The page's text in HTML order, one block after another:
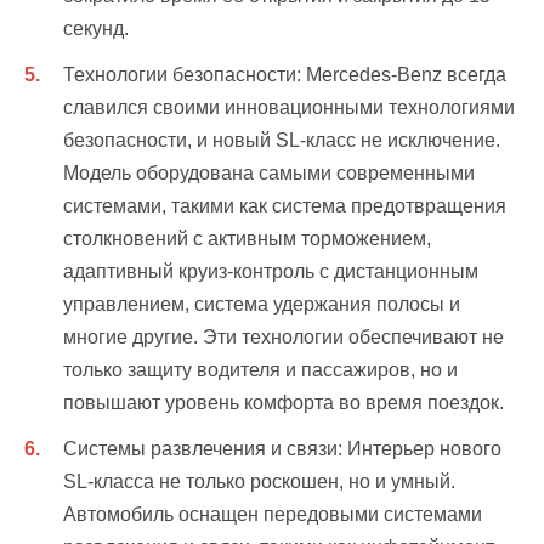
секунд.
Технологии безопасности: Mercedes-Benz всегда
славился своими инновационными технологиями
безопасности, и новый SL-класс не исключение.
Модель оборудована самыми современными
системами, такими как система предотвращения
столкновений с активным торможением,
адаптивный круиз-контроль с дистанционным
управлением, система удержания полосы и
многие другие. Эти технологии обеспечивают не
только защиту водителя и пассажиров, но и
повышают уровень комфорта во время поездок.
Системы развлечения и связи: Интерьер нового
SL-класса не только роскошен, но и умный.
Автомобиль оснащен передовыми системами